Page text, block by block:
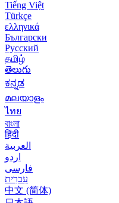
Tiếng Việt
Türkçe
ελληνικά
Български
Русский
தமிழ்
తెలుగు
ಕನ್ನಡ
മലയാളം
ไทย
বাংলা
हिंदी
العربية
اردو
فارسی
עִברִית
中文 (简体)